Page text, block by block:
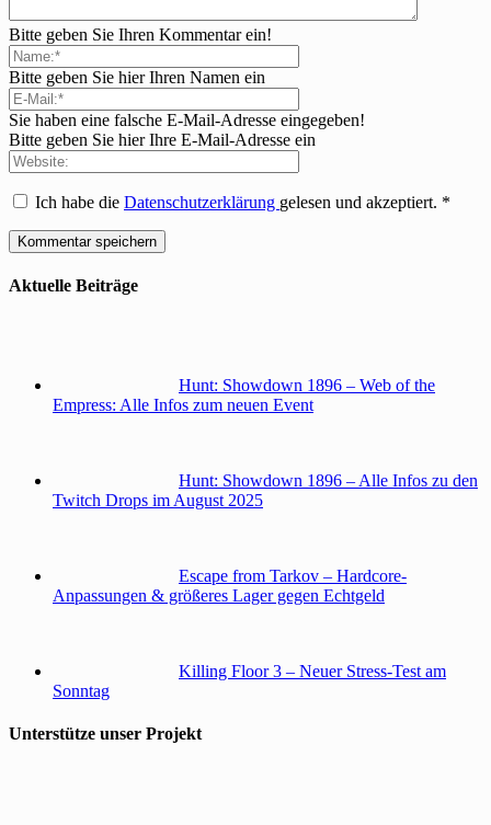
Bitte geben Sie Ihren Kommentar ein!
Bitte geben Sie hier Ihren Namen ein
Sie haben eine falsche E-Mail-Adresse eingegeben!
Bitte geben Sie hier Ihre E-Mail-Adresse ein
Ich habe die Datenschutzerklärung gelesen und akzeptiert. *
Aktuelle Beiträge
Hunt: Showdown 1896 – Web of the
Empress: Alle Infos zum neuen Event
Hunt: Showdown 1896 – Alle Infos zu den
Twitch Drops im August 2025
Escape from Tarkov – Hardcore-
Anpassungen & größeres Lager gegen Echtgeld
Killing Floor 3 – Neuer Stress-Test am
Sonntag
Unterstütze unser Projekt